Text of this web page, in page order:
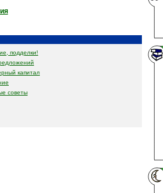
подделки!
капитал
советы